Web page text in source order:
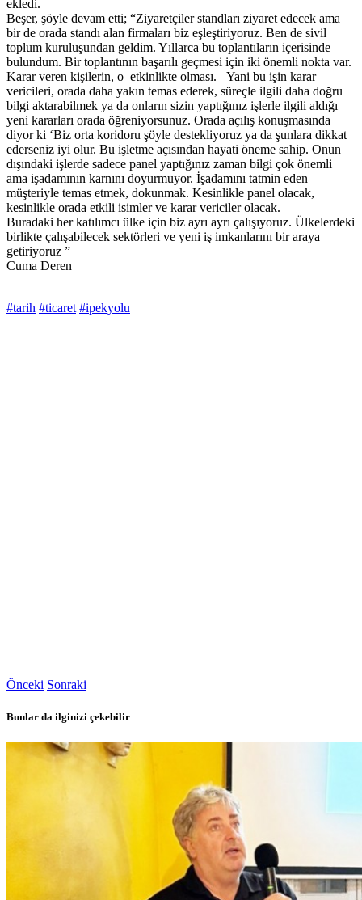
ekledi.
Beşer, şöyle devam etti; “Ziyaretçiler standları ziyaret edecek ama
bir de orada standı alan firmaları biz eşleştiriyoruz. Ben de sivil
toplum kuruluşundan geldim. Yıllarca bu toplantıların içerisinde
bulundum. Bir toplantının başarılı geçmesi için iki önemli nokta var.
Karar veren kişilerin, o etkinlikte olması. Yani bu işin karar
vericileri, orada daha yakın temas ederek, süreçle ilgili daha doğru
bilgi aktarabilmek ya da onların sizin yaptığınız işlerle ilgili aldığı
yeni kararları orada öğreniyorsunuz. Orada açılış konuşmasında
diyor ki ‘Biz orta koridoru şöyle destekliyoruz ya da şunlara dikkat
ederseniz iyi olur. Bu işletme açısından hayati öneme sahip. Onun
dışındaki işlerde sadece panel yaptığınız zaman bilgi çok önemli
ama işadamının karnını doyurmuyor. İşadamını tatmin eden
müşteriyle temas etmek, dokunmak. Kesinlikle panel olacak,
kesinlikle orada etkili isimler ve karar vericiler olacak.
Buradaki her katılımcı ülke için biz ayrı ayrı çalışıyoruz. Ülkelerdeki
birlikte çalışabilecek sektörleri ve yeni iş imkanlarını bir araya
getiriyoruz ”
Cuma Deren
#tarih #ticaret #ipekyolu
Önceki Sonraki
Bunlar da ilginizi çekebilir